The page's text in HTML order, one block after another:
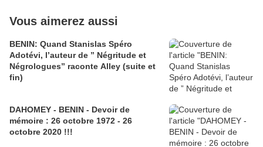
Vous aimerez aussi
BENIN: Quand Stanislas Spéro
Adotévi, l’auteur de ” Négritude et
Négrologues” raconte Alley (suite et
fin)
DAHOMEY - BENIN - Devoir de
mémoire : 26 octobre 1972 - 26
octobre 2020 !!!